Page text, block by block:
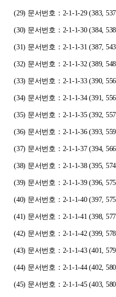
(29) 문서번호：2-1-1-29 (383,
(30) 문서번호：2-1-1-30 (384,
(31) 문서번호：2-1-1-31 (387,
(32) 문서번호：2-1-1-32 (389,
(33) 문서번호：2-1-1-33 (390,
(34) 문서번호：2-1-1-34 (391,
(35) 문서번호：2-1-1-35 (392,
(36) 문서번호：2-1-1-36 (393,
(37) 문서번호：2-1-1-37 (394,
(38) 문서번호：2-1-1-38 (395,
(39) 문서번호：2-1-1-39 (396,
(40) 문서번호：2-1-1-40 (397,
(41) 문서번호：2-1-1-41 (398,
(42) 문서번호：2-1-1-42 (399,
(43) 문서번호：2-1-1-43 (401,
(44) 문서번호：2-1-1-44 (402,
(45) 문서번호：2-1-1-45 (403,